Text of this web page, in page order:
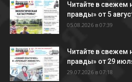
Читайте в свежем
правды» от 5
05.08.2026 в 07:39
Читайте в свежем
правды» от 29
29.07.2026 в 07:18